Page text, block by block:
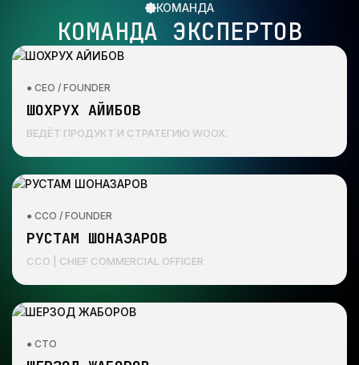
КОМАНДА
КОМАНДА ЭКСПЕРТОВ
● CEO / FOUNDER
ШОХРУХ АЙИБОВ
ВЕДЁТ ПРОДУКТ И СТРАТЕГИЮ WOOX.
● CCO / FOUNDER
РУСТАМ ШОНАЗАРОВ
CCO | CHIEF COMMERCIAL OFFICER
● CTO